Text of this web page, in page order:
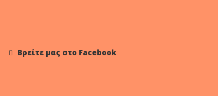
Βρείτε μας στο Facebook